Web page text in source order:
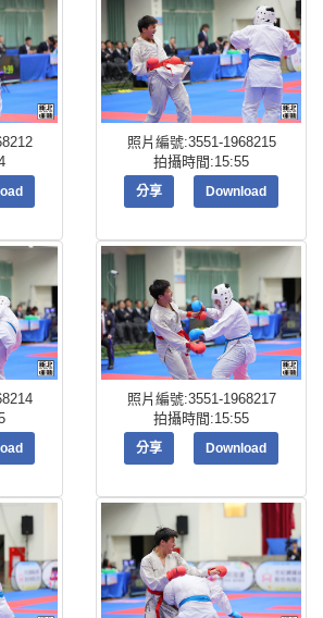
照片編號:3551-1968215
拍攝時間:15:55
分享 Download
照片編號:3551-1968217
拍攝時間:15:55
分享 Download